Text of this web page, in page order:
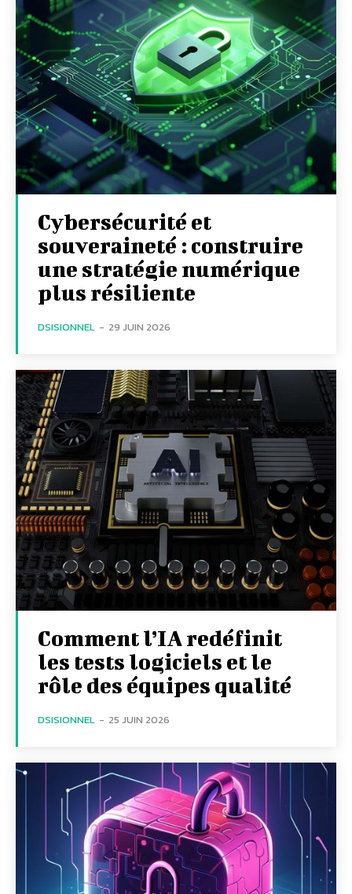
Cybersécurité et
souveraineté : construire
une stratégie numérique
plus résiliente
DSISIONNEL - 29 JUIN 2026
Comment l’IA redéfinit
les tests logiciels et le
rôle des équipes qualité
DSISIONNEL - 25 JUIN 2026